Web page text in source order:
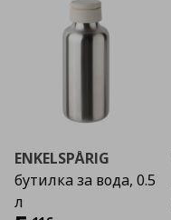
ENKELSPÅRIG
бутилка за вода, 0.5
л